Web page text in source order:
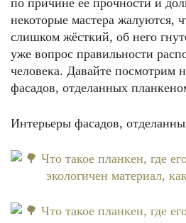
по причине её прочности и
некоторые мастера жалуются,
слишком жёсткий, об него
уже вопрос правильности
человека. Давайте посмотрим
фасадов, отделанных
Интерьеры фасадов,